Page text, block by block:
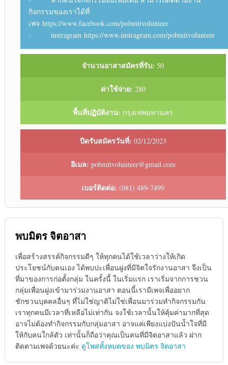
กิจกรรมของเราได้ที่
เพจ https://www.facebook.com/pobmitvolunteer
· instragram https://www.instragram.com/pobmitvolunteer
จำนวนอาสาสมัครที่รับ: 50
ค่าใช้จ่าย: 280
พื้นที่ปฏิบัติงาน: กรุงเทพมหานคร
ปิดรับสมัครวันที่: 02/12/2023
อีเมล: pobmitvolunteer@gmail.com
เบอร์ติดต่อ: (081) 489-7499
พบมิตร จิตอาสา
เพื่อสร้างสรรค์กิจกรรมดีๆ ให้ทุกคนได้ใช้เวลาว่างให้เกิด
ประโยชน์กับตนเอง ได้พบปะเพื่อนฝูงที่มีจิตใจรักงานอาสา จึงเป็น
ที่มาของการก่อตั้งกลุ่ม ในครั้งนี้ ในเริ่มแรก เราเริ่มจากการชวน
กลุ่มเพื่อนฝูงเข้ามาร่วมงานอาสา ตอนนี้เรามีเพจเพื่ออยาก
ชักชวนบุคคลอื่นๆ ที่ไม่ใช่ญาติไม่ใช่เพื่อนมาร่วมทำกิจกรรมกัน
เราทุกคนมีเวลาที่เหลือไม่เท่ากัน จงใช้เวลานั้นให้คุ้มค่ามากที่สุด
อาจไม่ต้องทำกิจกรรมกับกลุ่มอาสา อาจแค่เพียงแบ่งปันน้ำใจที่มี
ให้กับคนใกล้ตัว เท่านั้นก็ถือว่าคุณเป็นคนที่มีจิตอาสาแล้ว ฝาก
ติดตามเพจด้วยนะค่ะ ดูโพสทั้งหมดของ พบมิตร จิตอาสา